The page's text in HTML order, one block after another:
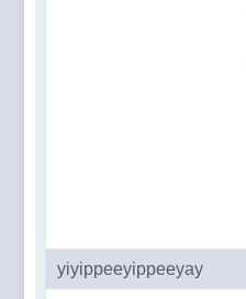
yiyippeeyippeeyay